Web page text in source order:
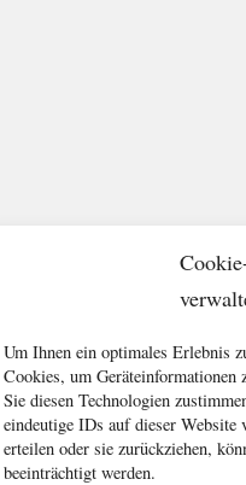
Um Ihnen ein optimales Erlebnis
Cookies, um Geräteinformationen
Sie diesen Technologien
eindeutige IDs auf dieser
erteilen oder sie zurückziehen,
beeinträchtigt werden.